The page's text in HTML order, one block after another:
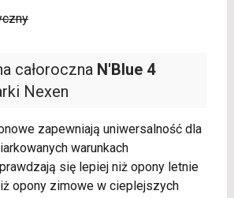
całoroczna N'Blue 4
Nexen
zapewniają uniwersalność dla
warunkach
się lepiej niż opony letnie
opony zimowe w cieplejszych